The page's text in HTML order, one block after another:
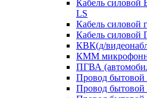
Кабель
LS
Кабель
Кабель силовой
КВК(д/
КММ
ПГВА
Провод
Провод